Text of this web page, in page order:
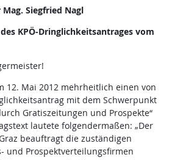
Siegfried Nagl
KPÖ-Dringlichkeitsantrages vom
12. Mai 2012 mehrheitlich einen von
mit dem Schwerpunkt
Gratiszeitungen und Prospekte“
lautete folgendermaßen: „Der
beauftragt die zuständigen
und Prospektverteilungsfirmen